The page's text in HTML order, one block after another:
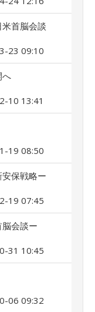
首脳会談
23 09:10
へ
10 13:41
19 08:50
保戦略ー
19 07:45
会談ー
31 10:45
06 09:32